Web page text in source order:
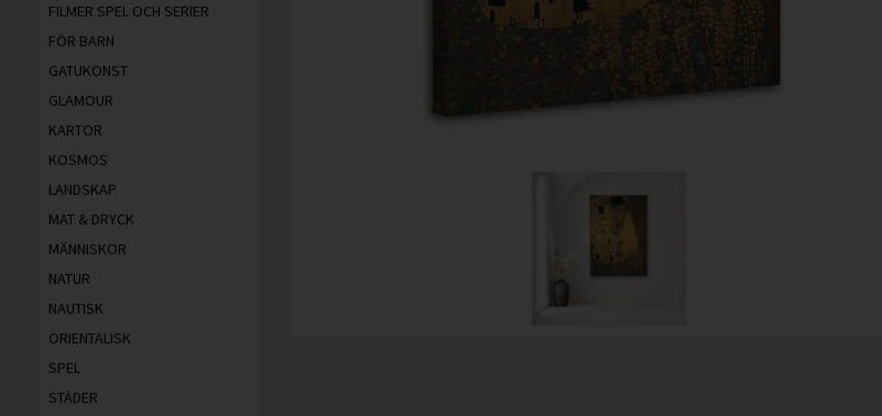
FILMER SPEL OCH SERIER
FÖR BARN
GATUKONST
GLAMOUR
KARTOR
KOSMOS
LANDSKAP
MAT & DRYCK
MÄNNISKOR
NATUR
NAUTISK
ORIENTALISK
SPEL
STÄDER